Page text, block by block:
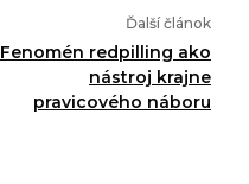
Ďalší článok
Fenomén redpilling ako
nástroj krajne
pravicového náboru